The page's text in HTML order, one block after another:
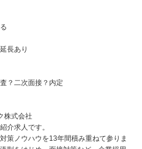
長あり
？二次面接？内定
株式会社
介求人です。
策ノウハウを13年間積み重ねて参りま